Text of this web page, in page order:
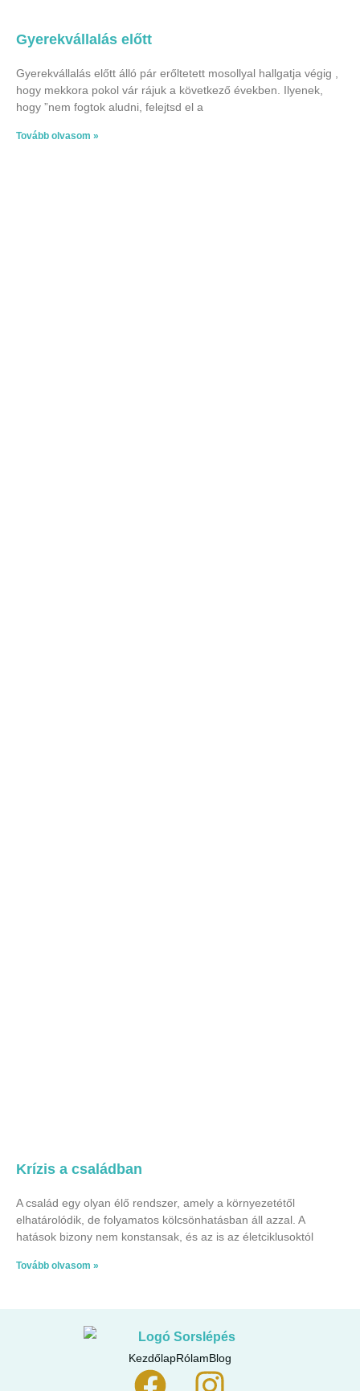
Gyerekvállalás előtt
Gyerekvállalás előtt álló pár erőltetett mosollyal hallgatja végig ,
hogy mekkora pokol vár rájuk a következő években. Ilyenek,
hogy ”nem fogtok aludni, felejtsd el a
Tovább olvasom »
Krízis a családban
A család egy olyan élő rendszer, amely a környezetétől
elhatárolódik, de folyamatos kölcsönhatásban áll azzal. A
hatások bizony nem konstansak, és az is az életciklusoktól
Tovább olvasom »
KezdőlapRólamBlog